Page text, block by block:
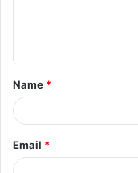
Name *
Email *